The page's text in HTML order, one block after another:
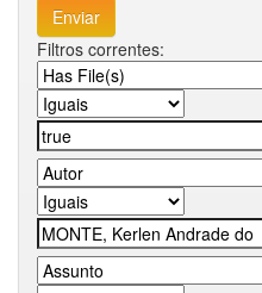
Filtros correntes: